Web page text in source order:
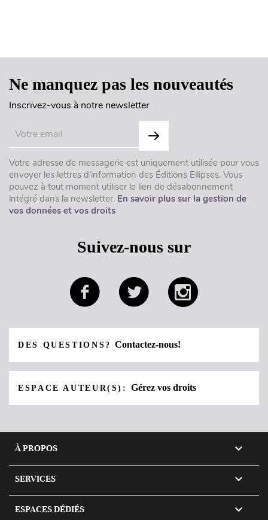
Ne manquez pas les nouveautés
Inscrivez-vous à notre newsletter
Votre adresse de messagerie est uniquement utilisée pour vous
envoyer les lettres d'information des Éditions Ellipses. Vous
pouvez à tout moment utiliser le lien de désabonnement
intégré dans la newsletter. En savoir plus sur la gestion de
vos données et vos droits
Suivez-nous sur
DES QUESTIONS?Contactez-nous!
ESPACE AUTEUR(S):Gérez vos droits
À PROPOS 
SERVICES 
ESPACES DÉDIÉS 